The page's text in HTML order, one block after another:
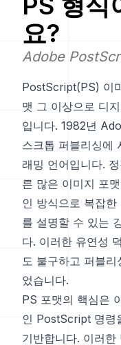
요?
Adobe
PostScript(PS) 이
맷 그 이상으로 디
입니다. 1982년
스크톱 퍼블리싱에
래밍 언어입니다.
른 많은 이미지 포
인 방식으로 복잡
를 설명할 수 있는
다. 이러한 유연성
도 불구하고 퍼블
었습니다.
PS 포맷의 핵심은
인 PostScript 명령
기반합니다. 이러